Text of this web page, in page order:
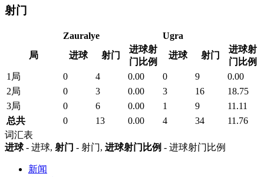
射门
Zauralye
Ugra
局
进球 射门
进球射
门比例
进球 射门
进球射
门比例
1局
0 4 0.00 0 9
0.00
2局
0 3 0.00 3 16
18.75
3局
0 6 0.00 1 9
11.11
总共
0 13 0.00 4 34
11.76
词汇表
进球- 进球, 射门 - 射门, 进球射门比例 - 进球射门比例
新闻